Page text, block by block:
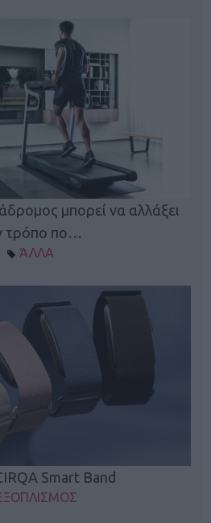
μπορεί να αλλάξει
τρόπο πο…
ΆΛΛΑ
Smart Band